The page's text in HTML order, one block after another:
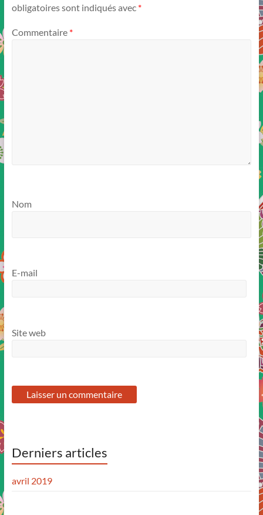
obligatoires sont indiqués avec *
Commentaire *
Nom
E-mail
Site web
Derniers articles
avril 2019